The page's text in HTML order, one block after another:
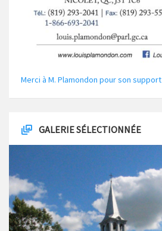
Merci à M. Plamondon pour son support
GALERIE SÉLECTIONNÉE